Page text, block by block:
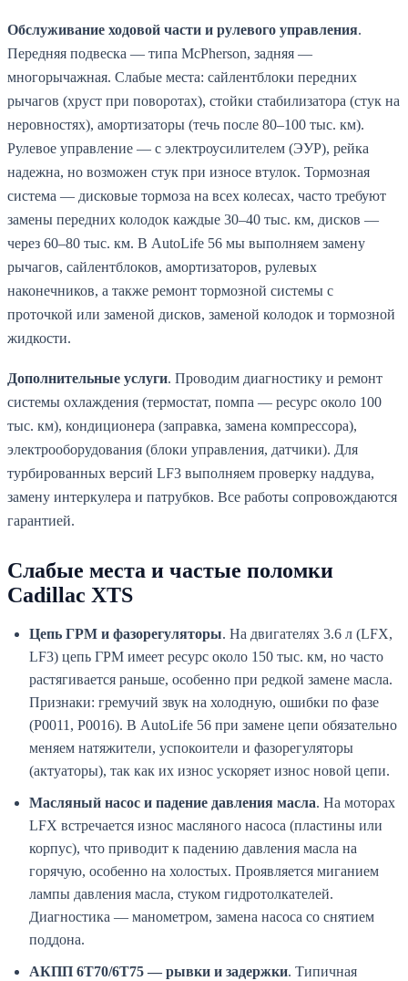
Обслуживание ходовой части и рулевого управления.
Передняя подвеска — типа McPherson, задняя —
многорычажная. Слабые места: сайлентблоки передних
рычагов (хруст при поворотах), стойки стабилизатора (стук на
неровностях), амортизаторы (течь после 80–100 тыс. км).
Рулевое управление — с электроусилителем (ЭУР), рейка
надежна, но возможен стук при износе втулок. Тормозная
система — дисковые тормоза на всех колесах, часто требуют
замены передних колодок каждые 30–40 тыс. км, дисков —
через 60–80 тыс. км. В AutoLife 56 мы выполняем замену
рычагов, сайлентблоков, амортизаторов, рулевых
наконечников, а также ремонт тормозной системы с
проточкой или заменой дисков, заменой колодок и тормозной
жидкости.
Дополнительные услуги. Проводим диагностику и ремонт
системы охлаждения (термостат, помпа — ресурс около 100
тыс. км), кондиционера (заправка, замена компрессора),
электрооборудования (блоки управления, датчики). Для
турбированных версий LF3 выполняем проверку наддува,
замену интеркулера и патрубков. Все работы сопровождаются
гарантией.
Слабые места и частые поломки
Cadillac XTS
Цепь ГРМ и фазорегуляторы. На двигателях 3.6 л (LFX,
LF3) цепь ГРМ имеет ресурс около 150 тыс. км, но часто
растягивается раньше, особенно при редкой замене масла.
Признаки: гремучий звук на холодную, ошибки по фазе
(P0011, P0016). В AutoLife 56 при замене цепи обязательно
меняем натяжители, успокоители и фазорегуляторы
(актуаторы), так как их износ ускоряет износ новой цепи.
Масляный насос и падение давления масла. На моторах
LFX встречается износ масляного насоса (пластины или
корпус), что приводит к падению давления масла на
горячую, особенно на холостых. Проявляется миганием
лампы давления масла, стуком гидротолкателей.
Диагностика — манометром, замена насоса со снятием
поддона.
АКПП 6T70/6T75 — рывки и задержки. Типичная